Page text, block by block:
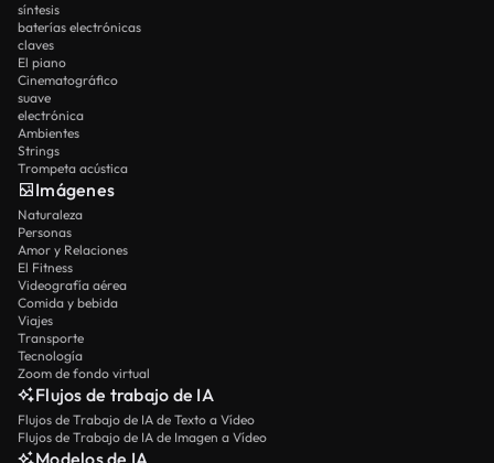
síntesis
baterías electrónicas
claves
El piano
Cinematográfico
suave
electrónica
Ambientes
Strings
Trompeta acústica
Imágenes
Naturaleza
Personas
Amor y Relaciones
El Fitness
Videografía aérea
Comida y bebida
Viajes
Transporte
Tecnología
Zoom de fondo virtual
Flujos de trabajo de IA
Flujos de Trabajo de IA de Texto a Vídeo
Flujos de Trabajo de IA de Imagen a Vídeo
Modelos de IA